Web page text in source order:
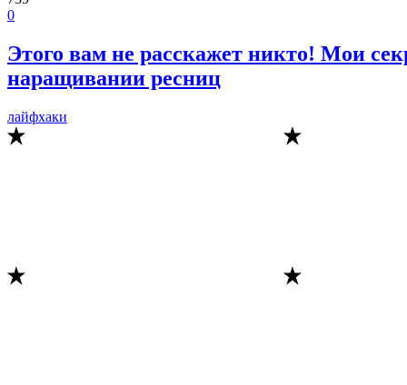
0
Этого вам не расскажет никто! Мои
наращивании ресниц
лайфхаки